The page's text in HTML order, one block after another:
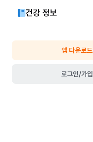
건강 정보
앱 다운로드
로그인/가입